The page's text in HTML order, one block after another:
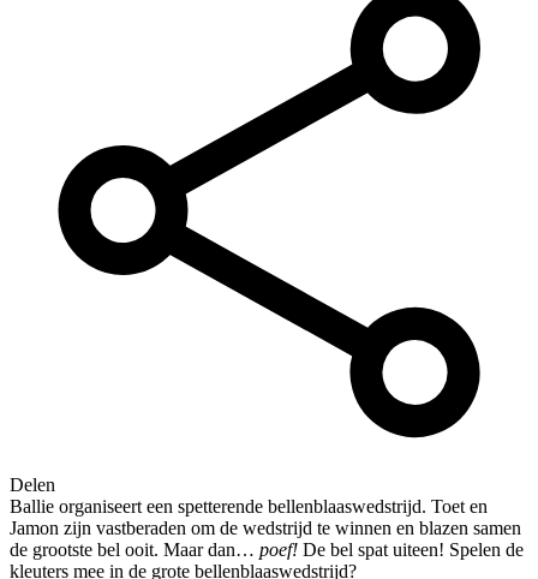
Delen
Ballie organiseert een spetterende bellenblaaswedstrijd. Toet en
Jamon zijn vastberaden om de wedstrijd te winnen en blazen samen
de grootste bel ooit. Maar dan… poef! De bel spat uiteen! Spelen de
kleuters mee in de grote bellenblaaswedstrijd?